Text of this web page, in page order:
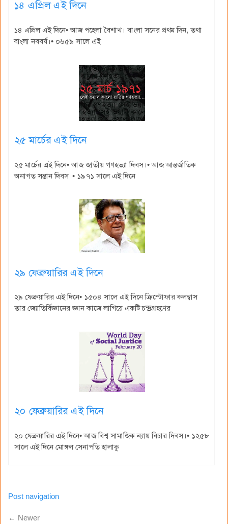
১৪ এপ্রিল এই দিনে
১৪ এপ্রিল এই দিনে• আজ পহেলা বৈশাখ। বাংলা সনের প্রথম দিন, তথা
বাংলা নববর্ষ।• ০৬৫৯ সালে এই
২৫ মার্চের এই দিনে
২৫ মার্চের এই দিনে• আজ জাতীয় গণহত্যা দিবস।• আজ আন্তর্জাতিক
অনাগত সন্তান দিবস।• ১৯৭১ সালে এই দিনে
২৯ ফেব্রুয়ারির এই দিনে
২৯ ফেব্রুয়ারির এই দিনে• ১৫০৪ সালে এই দিনে ক্রিস্টোফার কলম্বাস
তার জ্যোতির্বিজ্ঞানের জ্ঞান কাজে লাগিয়ে একটি চন্দ্রগ্রহণের
২০ ফেব্রুয়ারির এই দিনে
২০ ফেব্রুয়ারির এই দিনে• আজ বিশ্ব সামাজিক ন্যায় বিচার দিবস।• ১২৫৮
সালে এই দিনে মোঙ্গল সেনাপতি হালাকু
Post navigation
← Newer